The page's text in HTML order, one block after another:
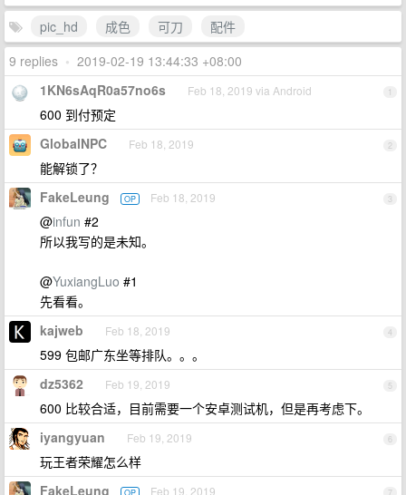
pic_hd 成色 可刀
配件
9 replies • 2019-02-19 13:44:33 +08:00
1
1KN6sAqR0a57no6s Feb 18, 2019 via Android
600 到付预定
2
GlobalNPC Feb 18, 2019
能解锁了？
3
FakeLeung OP Feb 18, 2019
@infun #2
所以我写的是未知。
@YuxiangLuo #1
先看看。
4
kajweb Feb 18, 2019
599 包邮广东坐等排队。。。
5
dz5362 Feb 19, 2019
600 比较合适，目前需要一个安卓测试机，但是再考虑下。
6
iyangyuan Feb 19, 2019
玩王者荣耀怎么样
FakeLeung Feb 19, 2019